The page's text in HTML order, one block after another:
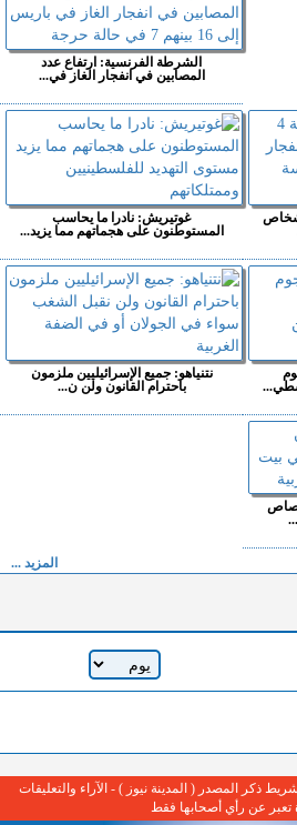
الشرطة الفرنسية: ارتفاع عدد
المصابين في انفجار الغاز في...
فرنسية: إصابة 4 أشخاص
غوتيريش: نادرا ما يحاسب
المستوطنون على هجماتهم مما يزيد...
نتنياهو: جميع الإسرائيليين ملزمون
باحترام القانون ولن ن...
المزيد ...
ذكر المصدر ( المدينة نيوز ) - الآراء والتعليقات
تعبر عن رأي أصحابها فقط